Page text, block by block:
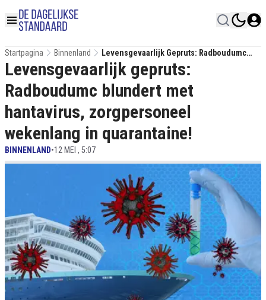
Startpagina Binnenland
Levensgevaarlijk Gepruts: Radboudumc
Blundert Met Hantavirus, Zorgpersoneel
Wekenlang In Quarantaine!
Levensgevaarlijk gepruts:
Radboudumc blundert met
hantavirus, zorgpersoneel
wekenlang in quarantaine!
BINNENLAND•12 MEI , 5:07